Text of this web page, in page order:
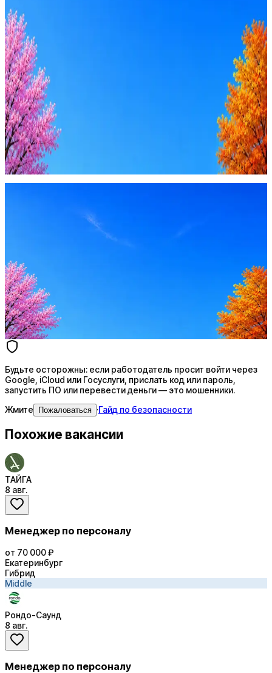
Будьте осторожны: если работодатель просит войти через
Google, iCloud или Госуслуги, прислать код или пароль,
запустить ПО или перевести деньги — это мошенники.
Жмите Пожаловаться
Стратегия поиска с AI: рынки, позиции, вилка, каналы
Будьте осторожны: если работодатель просит войти через
Google, iCloud или Госуслуги, прислать код или пароль,
запустить ПО или перевести деньги — это мошенники.
Жмите
Пожаловаться ·Гайд по безопасности
Похожие вакансии
ТАЙГА
8 авг.
Менеджер по персоналу
от 70 000 ₽
Екатеринбург
Гибрид
Middle
Рондо-Саунд
8 авг.
Менеджер по персоналу